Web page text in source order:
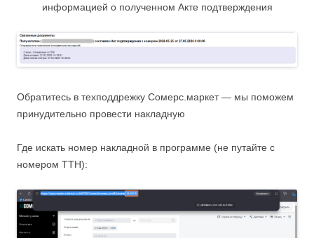
информацией о полученном Акте подтверждения
Обратитесь в техподдрежку Сомерс.маркет — мы поможем
принудительно провести накладную
Где искать номер накладной в программе (не путайте с
номером ТТН):